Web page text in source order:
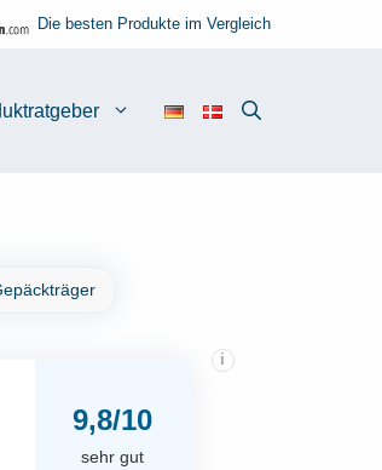
Die besten Produkte im Vergleich
9,8/10
i
sehr gut